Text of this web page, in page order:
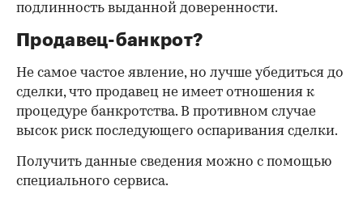
подлинность выданной доверенности.
Продавец-банкрот?
Не самое частое явление, но лучше убедиться до
сделки, что продавец не имеет отношения к
процедуре банкротства. В противном случае
высок риск последующего оспаривания сделки.
Получить данные сведения можно с помощью
специального сервиса.